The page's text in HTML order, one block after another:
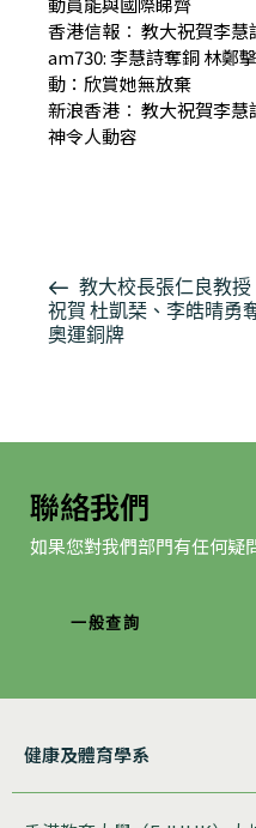
香港信報︰ 教大祝賀李慧
am730:李慧詩奪銅 林鄭
動：欣賞她無放棄
新浪香港︰ 教大祝賀李
神令人動容
活
動
导
教大校長張仁良教授
祝賀 杜凱琹、李皓晴勇
奧運銅牌
聯絡我們
如果您對我們部門有任何疑
一般查詢
健康及體育學系